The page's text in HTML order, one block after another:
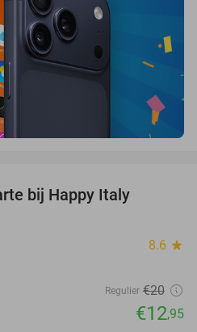
bij Happy Italy
8.6 star
Regulier €20
€12,95